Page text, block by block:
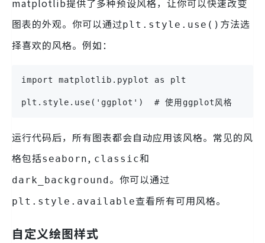
matplotlib提供了多种预设风格，让你可以快速改变
图表的外观。你可以通过plt.style.use() 方法选
择喜欢的风格。例如：
import matplotlib.pyplot as plt
plt.style.use('ggplot')  # 使用ggplot风格
运行代码后，所有图表都会自动应用该风格。常见的风
格包括seaborn, classic和
dark_background。你可以通过
plt.style.available查看所有可用风格。
自定义绘图样式